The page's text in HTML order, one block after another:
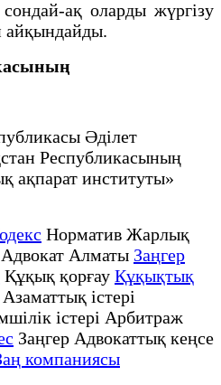
сондай-ақ оларды жүргізу
айқындайды.
Әділет
Республикасының
ақпарат институты»
Норматив Жарлық
Алматы Заңгер
Құқық қорғау Құқықтық
істері
істері Арбитраж
Заңгер Адвокаттық кеңсе
компаниясы